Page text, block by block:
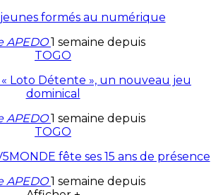
jeunes formés au numérique
APEDO1 semaine depuis
TOGO
Loto Détente », un nouveau jeu
dominical
APEDO1 semaine depuis
TOGO
fête ses 15 ans de présence
APEDO1 semaine depuis